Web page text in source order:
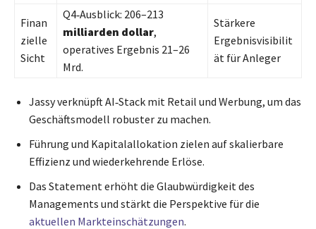
Finan
zielle
Sicht
Q4‑Ausblick: 206–213
milliarden dollar,
operatives Ergebnis 21–26
Mrd.
Stärkere
Ergebnisvisibilit
ät für Anleger
Jassy verknüpft AI‑Stack mit Retail und Werbung, um das
Geschäftsmodell robuster zu machen.
Führung und Kapitalallokation zielen auf skalierbare
Effizienz und wiederkehrende Erlöse.
Das Statement erhöht die Glaubwürdigkeit des
Managements und stärkt die Perspektive für die
aktuellen Markteinschätzungen.